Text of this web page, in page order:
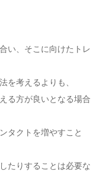
い、そこに向けたトレ
を考えるよりも、
る方が良いとなる場合
タクトを増やすこと
たりすることは必要な